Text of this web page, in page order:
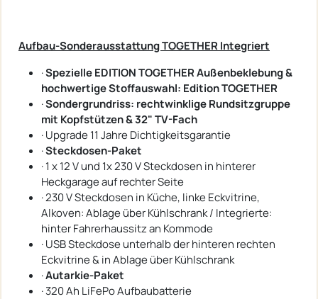
Aufbau-Sonderausstattung TOGETHER Integriert
·Spezielle EDITION TOGETHER Außenbeklebung &
hochwertige Stoffauswahl: Edition TOGETHER
·Sondergrundriss: rechtwinklige Rundsitzgruppe
mit Kopfstützen & 32" TV-Fach
· Upgrade 11 Jahre Dichtigkeitsgarantie
·Steckdosen-Paket
· 1 x 12 V und 1x 230 V Steckdosen in hinterer
Heckgarage auf rechter Seite
· 230 V Steckdosen in Küche, linke Eckvitrine,
Alkoven: Ablage über Kühlschrank / Integrierte:
hinter Fahrerhaussitz an Kommode
· USB Steckdose unterhalb der hinteren rechten
Eckvitrine & in Ablage über Kühlschrank
·Autarkie-Paket
· 320 Ah LiFePo Aufbaubatterie